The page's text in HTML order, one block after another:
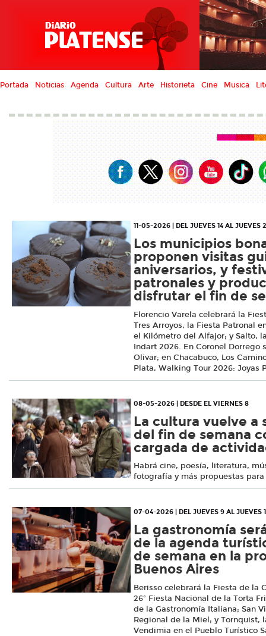
Portada Noticias Agenda Cultura Arte Historieta Cine Musica
11-05-2026 | DEL JUEVES 14 AL JUEVES
Los municipios
proponen visitas
aniversarios, y
patronales y
disfrutar el fin de
Florencio Varela celebrará la
Tres Arroyos, la Fiesta Patronal
el Kilómetro del Alfajor; y Salto,
Indart 2026. En Coronel Dorrego
Olivar; en Chacabuco, Los
Plata, Walking Tour 2026: Joyas
08-05-2026 | DESDE EL VIERNES 8
La cultura vuelve a
del fin de semana
cargada de
Habrá cine, poesía, literatura,
fotografía y más propuestas
07-04-2026 | DEL JUEVES 9 AL JUEVES
La gastronomía
de la agenda
de semana en la
Buenos Aires
Berisso celebrará la Fiesta de la
26º Fiesta Nacional de la Torta
de la Gastronomía Italiana; San
Regional de la Miel; y Tornquist,
Vendimia en el Pueblo Turístico